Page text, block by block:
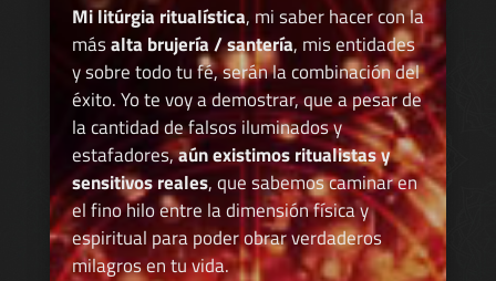
Mi litúrgia ritualística, mi saber hacer con la
másalta brujería / santería, mis entidades
y sobre todo tu fé, serán la combinación del
éxito. Yo te voy a demostrar, que a pesar de
la cantidad de falsos iluminados y
estafadores,aún existimos ritualistas y
sensitivos reales, que sabemos caminar en
el fino hilo entre la dimensión física y
espiritual para poder obrar verdaderos
milagros en tu vida.